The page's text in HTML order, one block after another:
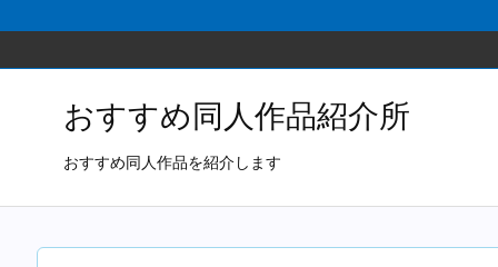
おすすめ同人作品紹介所
おすすめ同人作品を紹介します